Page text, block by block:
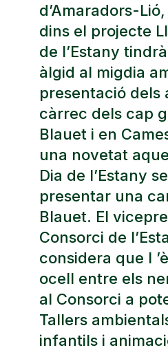
d’Amaradors-
dins el projecte
de l’Estany
àlgid al migdia
presentació dels
càrrec dels cap
Blauet i en
una novetat
Dia de l’Estany
presentar una
Blauet. El
Consorci de
considera que l
ocell entre els
al Consorci a
Tallers
infantils i